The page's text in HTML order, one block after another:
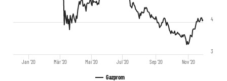
Gazprom
Jan '20 Mär '20 Mai '20 Jul '20 Sep '20 Nov '20
3
4